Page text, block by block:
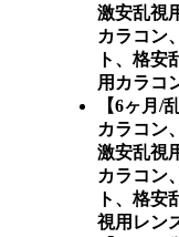
激安乱視
カラコン
ト、格安
用カラコ
【6ヶ月/
カラコン
激安乱視
カラコン
ト、格安
視用レン